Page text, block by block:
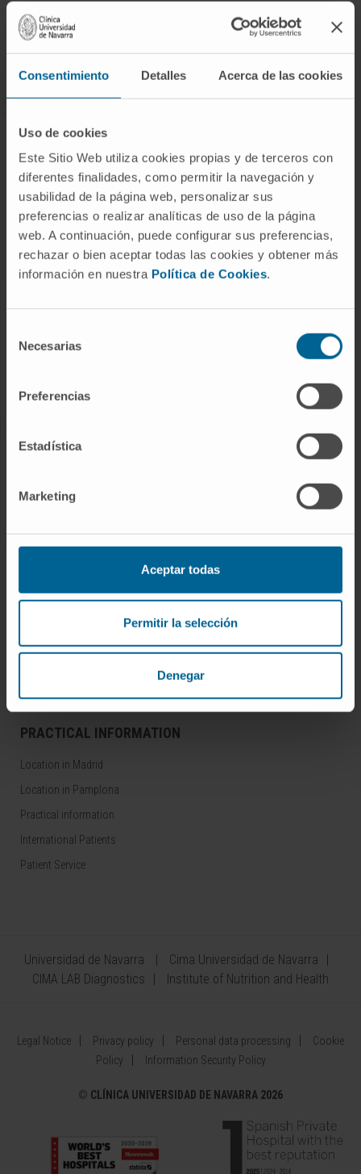
Consentimiento Detalles Acerca de las cookies
Uso de cookies
Este Sitio Web utiliza cookies propias y de terceros con
diferentes finalidades, como permitir la navegación y
usabilidad de la página web, personalizar sus
preferencias o realizar analíticas de uso de la página
web. A continuación, puede configurar sus preferencias,
rechazar o bien aceptar todas las cookies y obtener más
información en nuestra Política de Cookies.
Necesarias
Preferencias
Estadística
Marketing
Aceptar todas
Permitir la selección
Denegar
Join our community! SUBSCRIBE
Follow us
Diseases
Diagnostic procedures
Treatments
Check-ups and health
OUR PROFESSIONALS
Cancer Center
Medical Services
RESEARCH AND CLINICAL TRIALS
Why should you come
Awards and accreditations
Corporate Social Responsibility
PRACTICAL INFORMATION
Location in Madrid
Location in Pamplona
Practical information
International Patients
Patient Service
Universidad de Navarra
Cima Universidad de Navarra
CIMA LAB Diagnostics
Institute of Nutrition and Health
Legal Notice Privacy policy Personal data processing
Cookie
Policy
Information Security Policy
© CLÍNICA UNIVERSIDAD DE NAVARRA 2026